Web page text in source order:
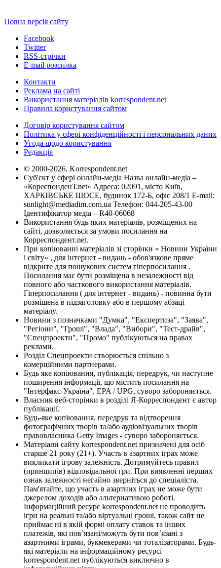
Повна версія сайту
Facebook
Twitter
RSS-стрічки
E-mail розсилка
Контакти
Реклама на сайті
Використання матеріалів korrespondent.net
Правила користування сайтом
Договір користування сайтом
Політика у сфері конфіденційності і персональних даних
Угода щодо користування
Редакція
© 2000-2026, Korrespondent.net
Суб'єкт у сфері онлайн-медіа Назва онлайн-медіа –
«КореспонденТ.net» Адреса: 02091, місто Київ,
ХАРКІВСЬКЕ ШОСЕ, будинок 172-Б, офіс 208/1 E-mail:
sunlight@mediadim.com.ua Телефон: 044-205-43-00
Ідентифікатор медіа – R40-06068
Використання будь-яких матеріалів, розміщених на
сайті, дозволяється за умови посилання на
Корреспондент.net.
При копіюванні матеріалів зі сторінки « Новини України
і світу» , для інтернет - видань - обов'язкове пряме
відкрите для пошукових систем гіперпосилання .
Посилання має бути розміщена в незалежності від
повного або часткового використання матеріалів.
Гіперпосилання ( для інтернет - видань) - повинна бути
розміщена в підзаголовку або в першому абзаці
матеріалу.
Новини з позначками "Думка", "Експертиза", "Заява",
"Регіони", "Гроші", "Влада", "Вибори", "Тест-драйв",
"Спецпроекти", "Промо" публікуються на правах
реклами.
Розділ Спецпроекти створюється спільно з
комерційними партнерами.
Будь яке копіювання, публікація, передрук, чи наступне
поширення інформації, що містить посилання на
"Інтерфакс-Україна", EPA / UPG, суворо забороняється.
Власник веб-сторінки в розділі Я-Корреспондент є автор
публікації.
Будь-яке копіювання, передрук та відтворення
фотографічних творів та/або аудіовізуальних творів
правовласника Getty Images - суворо забороняється.
Матеріали сайту korrespondent.net призначені для осіб
старше 21 року (21+). Участь в азартних іграх може
викликати ігрову залежність. Дотримуйтесь правил
(принципів) відповідальної гри. При виявленні перших
ознак залежності негайно зверніться до спеціаліста.
Пам'ятайте, що участь в азартних іграх не може бути
джерелом доходів або альтернативою роботі.
Інформаційний ресурс korrespondent.net не проводить
ігри на реальні та/або віртуальні гроші, також сайт не
приймає ні в якій формі оплату ставок та інших
платежів, які пов’язані/можуть бути пов’язані з
азартними іграми, букмекерами чи тоталізаторами. Будь-
які матеріали на інформаційному ресурсі
korrespondent.net публікуються виключно в